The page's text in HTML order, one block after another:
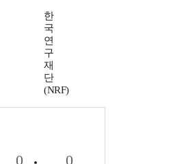
한
국
연
구
재
단
(NRF)
0 0